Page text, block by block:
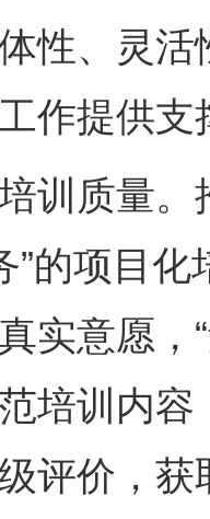
性、灵
作提供支
质量。
”的项目
实意愿，
培训内
评价，